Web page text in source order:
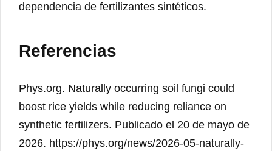
dependencia de fertilizantes sintéticos.
Referencias
Phys.org. Naturally occurring soil fungi could
boost rice yields while reducing reliance on
synthetic fertilizers. Publicado el 20 de mayo de
2026. https://phys.org/news/2026-05-naturally-